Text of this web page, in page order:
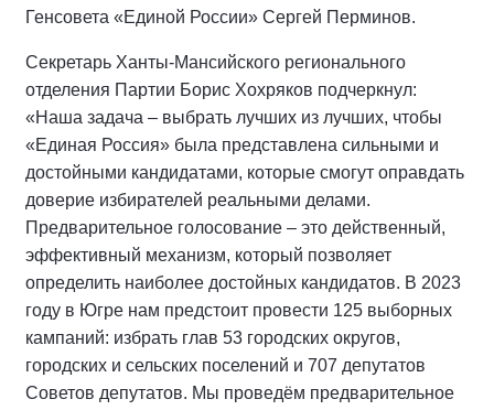
Генсовета «Единой России» Сергей Перминов.
Секретарь Ханты-Мансийского регионального
отделения Партии Борис Хохряков подчеркнул:
«Наша задача – выбрать лучших из лучших, чтобы
«Единая Россия» была представлена сильными и
достойными кандидатами, которые смогут оправдать
доверие избирателей реальными делами.
Предварительное голосование – это действенный,
эффективный механизм, который позволяет
определить наиболее достойных кандидатов. В 2023
году в Югре нам предстоит провести 125 выборных
кампаний: избрать глав 53 городских округов,
городских и сельских поселений и 707 депутатов
Советов депутатов. Мы проведём предварительное